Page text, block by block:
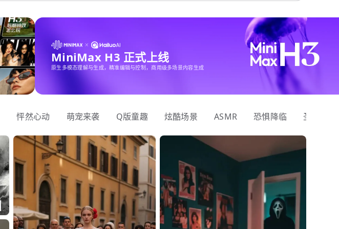
MiniMax H3 正式上线
原生多模态理解与生成，精准编辑与控制，商用级多场景内容生成
怦然心动 萌宠来袭 Q版童趣 炫酷场景 ASMR 恐惧降临 圣诞狂欢